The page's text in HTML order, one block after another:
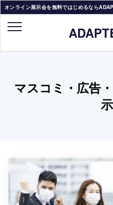
オンライン展示会を無料ではじめるなら
マスコミ・広告